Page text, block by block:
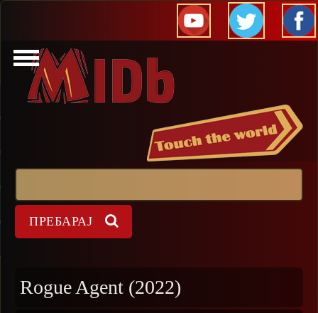
Прескокни
Rogue Agent (2022)